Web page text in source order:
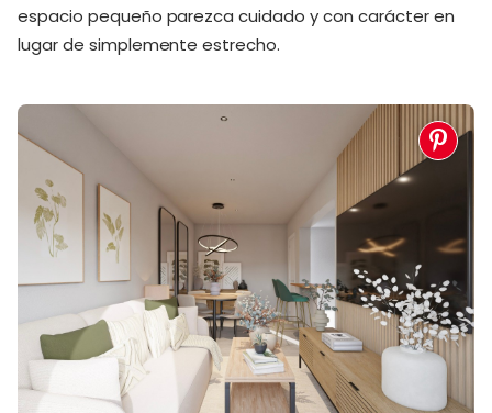
espacio pequeño parezca cuidado y con carácter en
lugar de simplemente estrecho.